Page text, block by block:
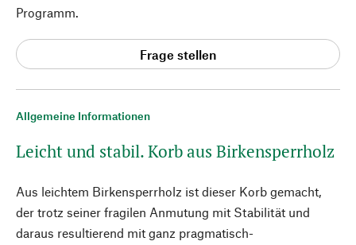
Allgemeine Informationen
Leicht und stabil. Korb aus Birkensperrholz
Aus leichtem Birkensperrholz ist dieser Korb gemacht,
der trotz seiner fragilen Anmutung mit Stabilität und
daraus resultierend mit ganz pragmatisch-
Programm.
Frage stellen